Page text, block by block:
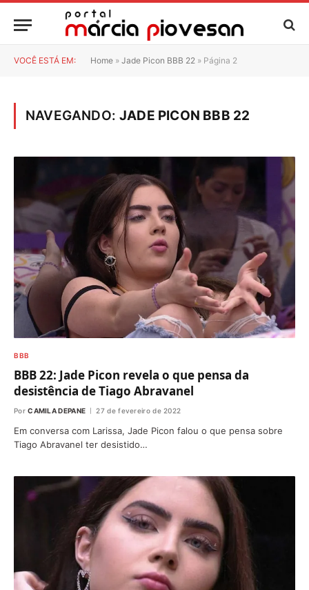
VOCÊ ESTÁ EM: Home » Jade Picon BBB 22 » Página 2
NAVEGANDO:JADE PICON BBB 22
BBB
BBB 22: Jade Picon revela o que pensa da
desistência de Tiago Abravanel
Por CAMILA DEPANE 27 de fevereiro de 2022
Em conversa com Larissa, Jade Picon falou o que pensa sobre
Tiago Abravanel ter desistido…